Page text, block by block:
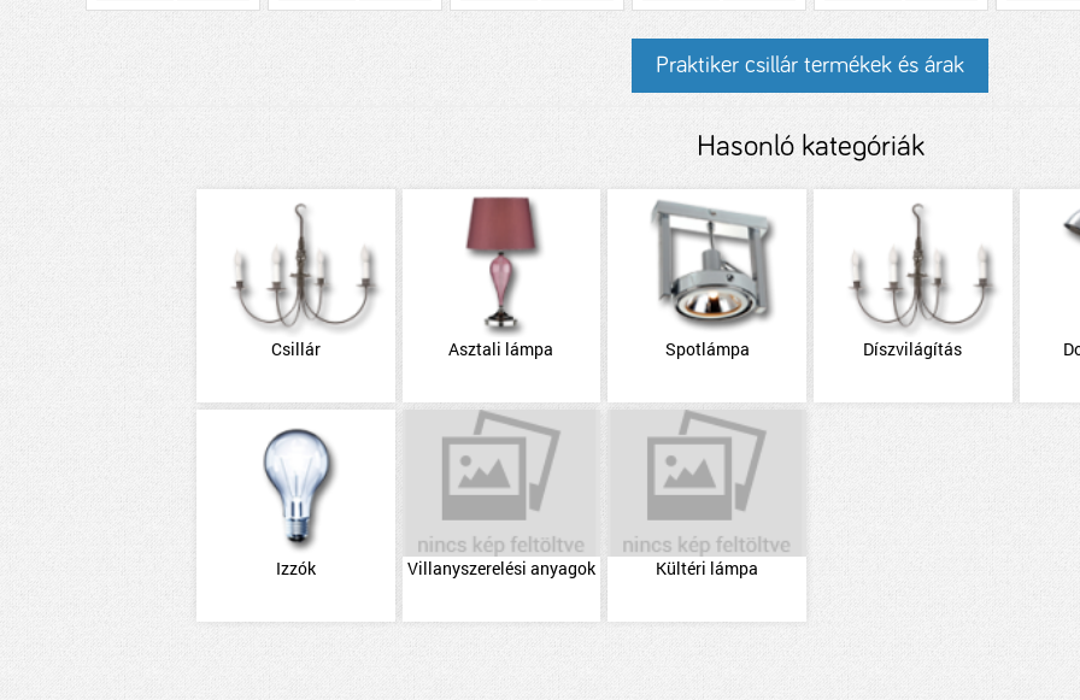
Praktiker csillár termékek és árak
Hasonló kategóriák
Csillár Asztali lámpa Spotlámpa Díszvilágítás
Izzók Villanyszerelési anyagok Kültéri lámpa